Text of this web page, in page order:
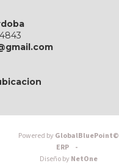
Powered byGlobalBluePoint©
ERP -
Diseño byNetOne